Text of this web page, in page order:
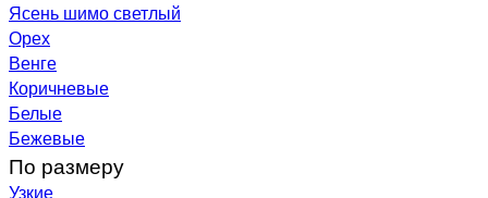
Ясень шимо светлый
Орех
Венге
Коричневые
Белые
Бежевые
По размеру
Узкие